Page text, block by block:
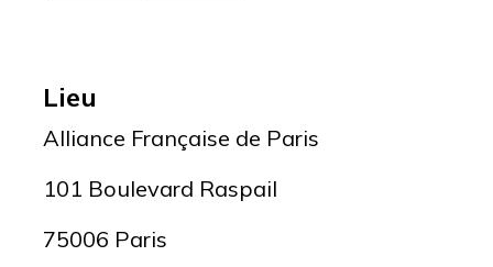
Lieu
Alliance Française de Paris
101 Boulevard Raspail
75006 Paris